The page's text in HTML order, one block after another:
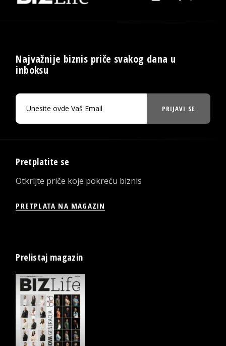
Najvažnije biznis priče svakog dana u
inboksu
PRIJAVI SE
Pretplatite se
Otkrijte priče koje pokreću biznis
PRETPLATA NA MAGAZIN
Prelistaj magazin